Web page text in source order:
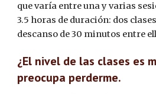
que varía entre una y varias
3.5 horas de duración: dos
descanso de 30 minutos entre
¿El nivel de las clases es
preocupa perderme.